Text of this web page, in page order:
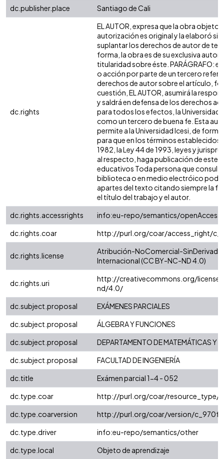
dc.publisher.place
Santiago de Cali
dc.rights
EL AUTOR, expresa que la obra objeto
autorización es original y la elaboró
suplantar los derechos de autor de
forma, la obra es de su exclusiva
titularidad sobre éste. PARÁGRAFO:
o acción por parte de un tercero
derechos de autor sobre el artículo,
cuestión, EL AUTOR, asumirá la
y saldrá en defensa de los derechos
para todos los efectos, la Universidad
como un tercero de buena fe. Esta
permite a la Universidad Icesi, de
para que en los términos establecidos
1982, la Ley 44 de 1993, leyes y
al respecto, haga publicación de este
educativos Toda persona que consulte
biblioteca o en medio electróico
apartes del texto citando siempre la
el título del trabajo y el autor.
dc.rights.accessrights
info:eu-repo/semantics/openAccess
dc.rights.coar
http://purl.org/coar/access_right/
dc.rights.license
Atribución-NoComercial-
Internacional (CC BY-NC-ND 4.0)
dc.rights.uri
http://creativecommons.org/
nd/4.0/
dc.subject.proposal
EXÁMENES PARCIALES
dc.subject.proposal
ÁLGEBRA Y FUNCIONES
dc.subject.proposal
DEPARTAMENTO DE MATEMÁTICAS Y
dc.subject.proposal
FACULTAD DE INGENIERÍA
dc.title
Exámen parcial 1-4 - 052
dc.type.coar
http://purl.org/coar/resource_type/
dc.type.coarversion
http://purl.org/coar/version/
dc.type.driver
info:eu-repo/semantics/other
dc.type.local
Objeto de aprendizaje